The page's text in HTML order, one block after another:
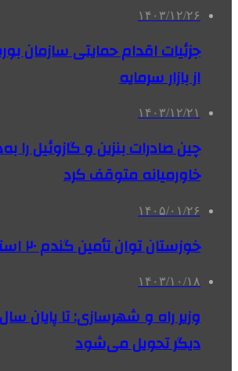
۱۴۰۳/۱۲/۲۶
جزئیات اقدام حمایتی سازمان
از بازار سرمایه
۱۴۰۳/۱۲/۲۱
چین صادرات بنزین و گازوئیل را
خاورمیانه متوقف کرد
۱۴۰۵/۰۱/۲۶
خوزستان توان تأمین گندم ۲۰ استان کشور را دارد
۱۴۰۳/۱۰/۱۸
دیگر تحویل می‌شود